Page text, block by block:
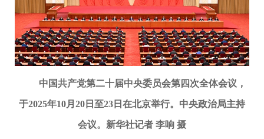
中国共产党第二十届中央委员会第四次全体会议，
于2025年10月20日至23日在北京举行。中央政治局主持
会议。新华社记者 李响 摄